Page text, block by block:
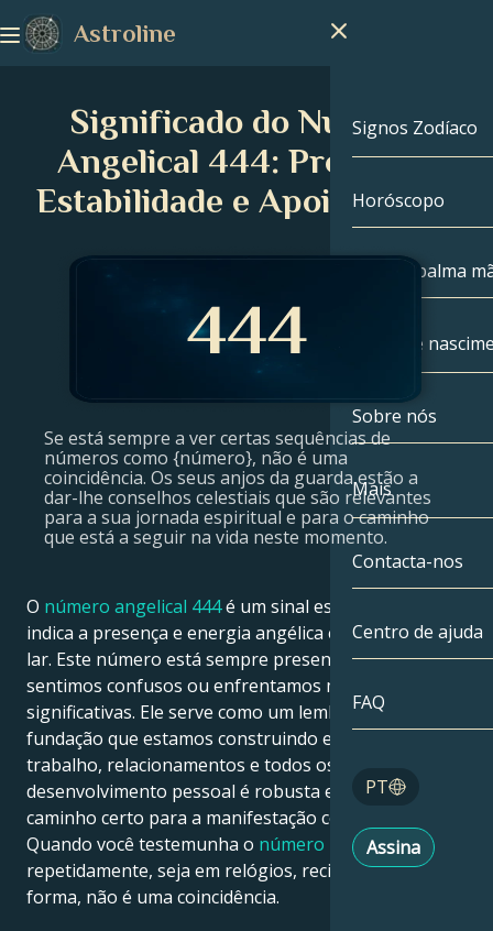
Astroline
Signos Zodíaco
Signos
Capricórnio
Peixes
Áries
Touro
Gémeos
Cancro
Leo
Virgem
Sagitário
Horóscopo
Leitura palma
Mapa de
Mapa de
Celebridades
Até à data
Sobre nós
Mais
Tarot
Números de
Contacta-nos
Centro de ajuda
FAQ
PT
English
Assina
Significado do Número
Angelical 444: Proteção,
Estabilidade e Apoio Divino
Se está sempre a ver certas sequências de
números como {número}, não é uma
coincidência. Os seus anjos da guarda estão a
dar-lhe conselhos celestiais que são relevantes
para a sua jornada espiritual e para o caminho
que está a seguir na vida neste momento.
O número angelical 444é um sinal espiritual que
indica a presença e energia angélica em sua vida e
lar. Este número está sempre presente quando
sentimos confusos ou enfrentamos mudanças
significativas. Ele serve como um lembrete de que a
fundação que estamos construindo em nosso
trabalho, relacionamentos e todos os aspectos do
desenvolvimento pessoal é robusta e está no
caminho certo para a manifestação completa.
Quando você testemunha o número 444
repetidamente, seja em relógios, recibos ou outra
forma, não é uma coincidência.